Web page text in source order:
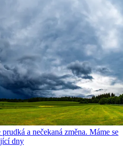
a nečekaná změna. Máme se
dny